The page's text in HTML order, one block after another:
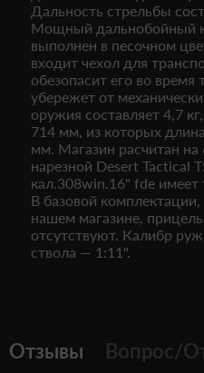
Дальность стрельбы
Мощный дальнобойный
выполнен в песочном
входит чехол для
обезопасит его во время
убережет от
оружия составляет 4,7
714 мм, из которых
мм. Магазин расчитан
нарезной Desert Tactical
кал.308win.16" fde
В базовой
нашем магазине,
отсутствуют. Калибр
ствола — 1:11".
Отзывы Вопрос/